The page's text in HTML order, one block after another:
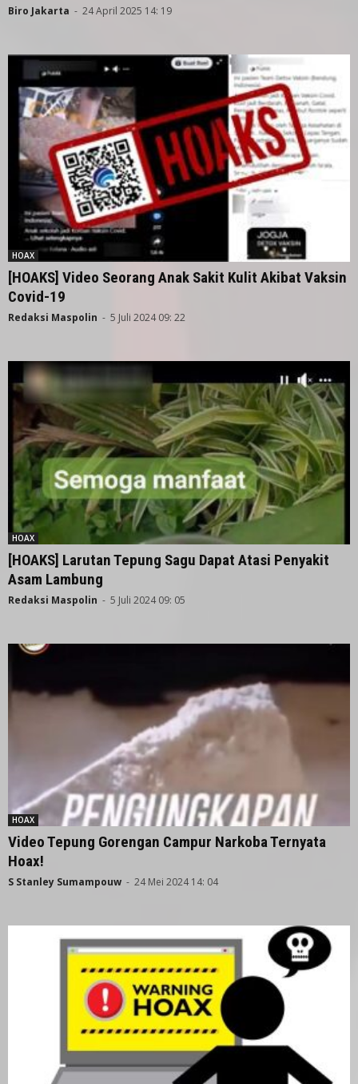
Biro Jakarta - 24 April 2025 14: 19
HOAX
[HOAKS] Video Seorang Anak Sakit Kulit Akibat Vaksin
Covid-19
Redaksi Maspolin - 5 Juli 2024 09: 22
HOAX
[HOAKS] Larutan Tepung Sagu Dapat Atasi Penyakit
Asam Lambung
Redaksi Maspolin - 5 Juli 2024 09: 05
HOAX
Video Tepung Gorengan Campur Narkoba Ternyata
Hoax!
S Stanley Sumampouw - 24 Mei 2024 14: 04